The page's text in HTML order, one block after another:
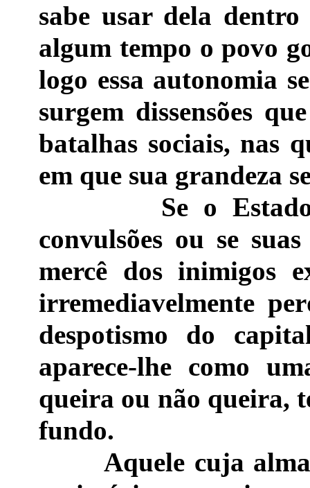
sabe usar dela
algum tempo o povo
logo essa autonomia
surgem dissensões
batalhas sociais, nas
em que sua grandeza
Se o Estado se
convulsões ou se
mercê dos inimigos
irremediavelmente
despotismo do
aparece-lhe como
queira ou não queira,
fundo.
Aquele cuja alma